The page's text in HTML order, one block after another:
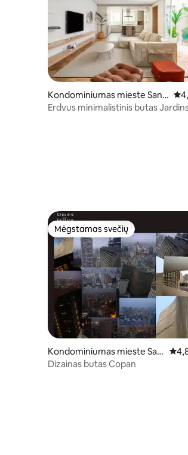
Kondominiumas mieste San
Paulas
Erdvus minimalistinis butas
Mėgstamas svečių
Mėgstamas svečių
Kondominiumas mieste San
Paulas
Dizainas butas Copan